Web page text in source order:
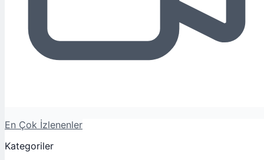
En Çok İzlenenler
Kategoriler